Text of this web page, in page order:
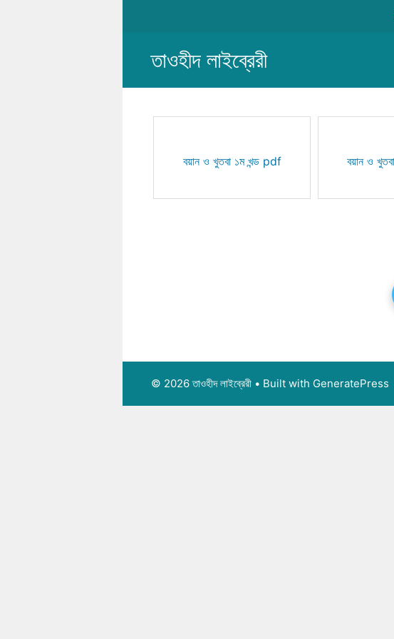
তাওহীদ লাইব্রেরী
বয়ান ও খুতবা ১ম খন্ড pdf বয়ান ও
© 2026 তাওহীদ লাইব্রেরী • Built with GeneratePress